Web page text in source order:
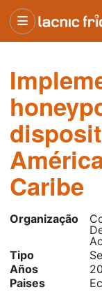
Caribe
Organização
Tipo
Años
Paises